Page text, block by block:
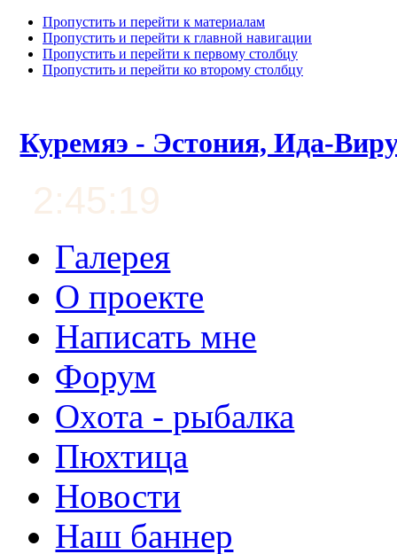
Пропустить и перейти к материалам
Пропустить и перейти к главной навигации
Пропустить и перейти к первому столбцу
Пропустить и перейти ко второму столбцу
Куремяэ - Эстония, Ида-
2:45:19
Галерея
О проекте
Написать мне
Форум
Охота - рыбалка
Пюхтица
Новости
Наш баннер